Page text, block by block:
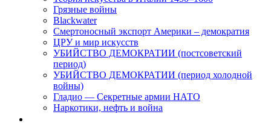
Грязные войны
Blackwater
Смертоносный экспорт Америки – демократия
ЦРУ и мир искусств
УБИЙСТВО ДЕМОКРАТИИ (постсоветский
период)
УБИЙСТВО ДЕМОКРАТИИ (период холодной
войны)
Гладио — Секретные армии НАТО
Наркотики, нефть и война